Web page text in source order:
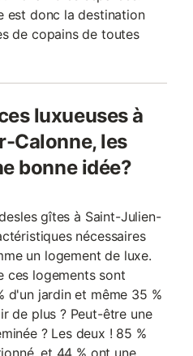
est donc la destination
de copains de toutes
luxueuses à
Calonne, les
bonne idée?
gîtes à Saint-Julien-
nécessaires
un logement de luxe.
ces logements sont
d'un jardin et même 35 %
de plus ? Peut-être une
? Les deux ! 85 %
et 44 % ont une